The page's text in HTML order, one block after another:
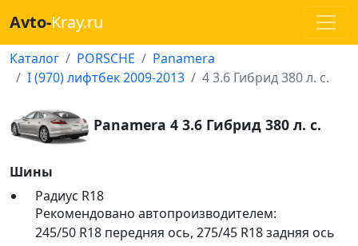
Avto-Kray.ru
Каталог PORSCHE
Panamera
I (970) лифтбек 2009-2013
4 3.6 Гибрид 380 л. с.
Panamera 4 3.6 Гибрид 380 л. с.
Шины
Радиус R18
Рекомендовано автопроизводителем:
245/50 R18 передняя ось, 275/45 R18 задняя ось